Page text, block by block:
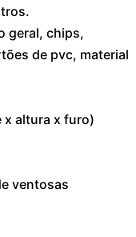
geral, chips,
de pvc, material
x altura x furo)
ventosas